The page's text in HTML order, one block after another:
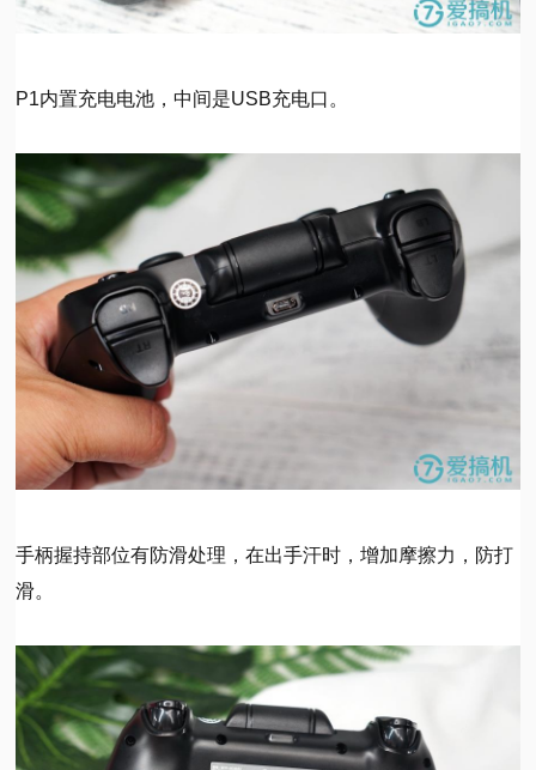
P1内置充电电池，中间是USB充电口。
手柄握持部位有防滑处理，在出手汗时，增加摩擦力，防打
滑。